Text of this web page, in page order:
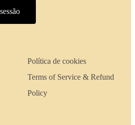
Política de cookies
Terms of Service & Refund
Policy